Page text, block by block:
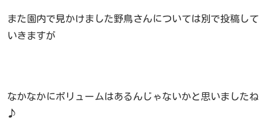
また園内で見かけました野鳥さんについては別で投稿して
いきますが
なかなかにボリュームはあるんじゃないかと思いましたね
♪